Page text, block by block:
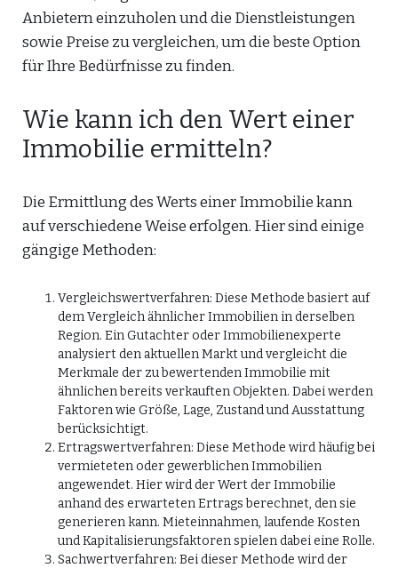
Anbietern einzuholen und die Dienstleistungen
sowie Preise zu vergleichen, um die beste Option
für Ihre Bedürfnisse zu finden.
Wie kann ich den Wert einer
Immobilie ermitteln?
Die Ermittlung des Werts einer Immobilie kann
auf verschiedene Weise erfolgen. Hier sind einige
gängige Methoden:
Vergleichswertverfahren: Diese Methode basiert auf
dem Vergleich ähnlicher Immobilien in derselben
Region. Ein Gutachter oder Immobilienexperte
analysiert den aktuellen Markt und vergleicht die
Merkmale der zu bewertenden Immobilie mit
ähnlichen bereits verkauften Objekten. Dabei werden
Faktoren wie Größe, Lage, Zustand und Ausstattung
berücksichtigt.
Ertragswertverfahren: Diese Methode wird häufig bei
vermieteten oder gewerblichen Immobilien
angewendet. Hier wird der Wert der Immobilie
anhand des erwarteten Ertrags berechnet, den sie
generieren kann. Mieteinnahmen, laufende Kosten
und Kapitalisierungsfaktoren spielen dabei eine Rolle.
Sachwertverfahren: Bei dieser Methode wird der